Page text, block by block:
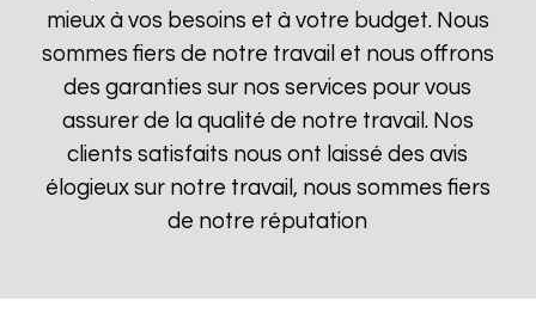
mieux à vos besoins et à votre budget. Nous
sommes fiers de notre travail et nous offrons
des garanties sur nos services pour vous
assurer de la qualité de notre travail. Nos
clients satisfaits nous ont laissé des avis
élogieux sur notre travail, nous sommes fiers
de notre réputation